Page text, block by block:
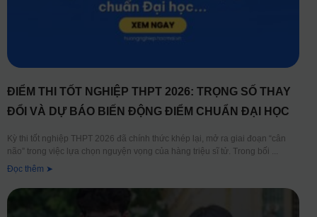
ĐIỂM THI TỐT NGHIỆP THPT 2026: TRỌNG SỐ THAY
ĐỔI VÀ DỰ BÁO BIẾN ĐỘNG ĐIỂM CHUẨN ĐẠI HỌC
Kỳ thi tốt nghiệp THPT 2026 đã chính thức khép lại, mở ra giai đoạn “cân
não” trong việc lựa chọn nguyện vọng của hàng triệu sĩ tử. Trong bối
Đọc thêm ➤